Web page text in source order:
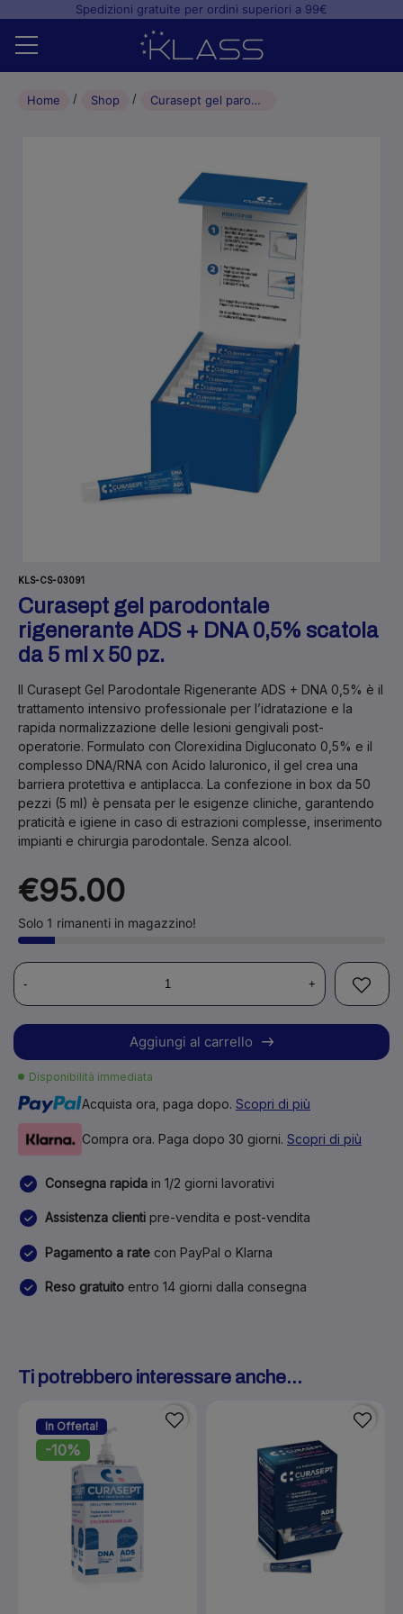
Spedizioni gratuite per ordini superiori a 99€
HomeHome Shop Curasept gel parodontale rigenerante ADS + DNA 0,5% scatola da 5 ml x 50 pz.
KLS-CS-03091
Curasept gel parodontale
rigenerante ADS + DNA 0,5% scatola
da 5 ml x 50 pz.
Il Curasept Gel Parodontale Rigenerante ADS + DNA 0,5% è il
trattamento intensivo professionale per l’idratazione e la
rapida normalizzazione delle lesioni gengivali post-
operatorie. Formulato con Clorexidina Digluconato 0,5% e il
complesso DNA/RNA con Acido Ialuronico , il gel crea una
barriera protettiva e antiplacca. La confezione in box da 50
pezzi (5 ml) è pensata per le esigenze cliniche, garantendo
praticità e igiene in caso di estrazioni complesse, inserimento
impianti e chirurgia parodontale. Senza alcool.
€95.00
Solo 1 rimanenti in magazzino!
- +
Aggiungi al carrello
Disponibilità immediata
Acquista ora, paga dopo. Scopri di più
Compra ora. Paga dopo 30 giorni. Scopri di più
Consegna rapida in 1/2 giorni lavorativi
Assistenza clienti pre-vendita e post-vendita
Pagamento a rate con PayPal o Klarna
Reso gratuito entro 14 giorni dalla consegna
Ti potrebbero interessare anche...
In Offerta!
-10%